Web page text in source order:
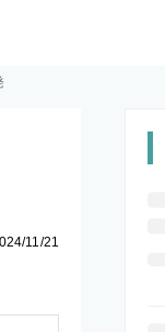
11/21